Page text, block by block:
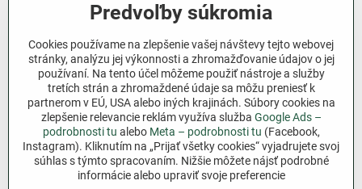
Všetko o nákupe
Ďakujeme za podporu
Sme slovenský e-shop bez dotácií​. Fungujeme len
vďaka vám – ľuďom, ktorí veria v poctivú prácu a
lásku k pôde​. Každý nákup na Jutro​.sk nám pomáha
pokračovať v tom, čo má zmysel – pomáhať
záhradkárom zadarmo a srdcom​.
Predvoľby súkromia
Cookies používame na zlepšenie vašej návštevy tejto webovej
stránky, analýzu jej výkonnosti a zhromažďovanie údajov o jej
používaní. Na tento účel môžeme použiť nástroje a služby
tretích strán a zhromaždené údaje sa môžu preniesť k
partnerom v EÚ, USA alebo iných krajinách. Súbory cookies na
zlepšenie relevancie reklám využíva služba Google Ads –
podrobnosti tu alebo Meta – podrobnosti tu (Facebook,
Instagram). Kliknutím na „Prijať všetky cookies“ vyjadrujete svoj
súhlas s týmto spracovaním. Nižšie môžete nájsť podrobné
informácie alebo upraviť svoje preferencie